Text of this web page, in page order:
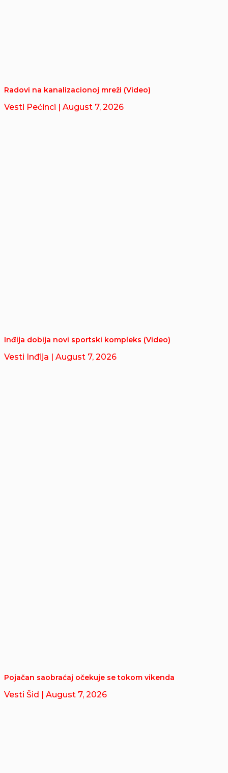
Radovi na kanalizacionoj mreži (Video)
Vesti Pećinci | August 7, 2026
Inđija dobija novi sportski kompleks (Video)
Vesti Inđija | August 7, 2026
Pojačan saobraćaj očekuje se tokom vikenda
Vesti Šid | August 7, 2026